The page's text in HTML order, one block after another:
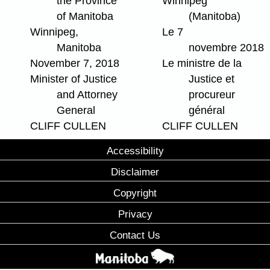
of Manitoba
Winnipeg,
Manitoba
November 7, 2018
Minister of Justice
and Attorney
General
CLIFF CULLEN
(Manitoba)
Le 7
novembre 2018
Le ministre de la
Justice et
procureur
général
CLIFF CULLEN
Accessibility
Disclaimer
Copyright
Privacy
Contact Us